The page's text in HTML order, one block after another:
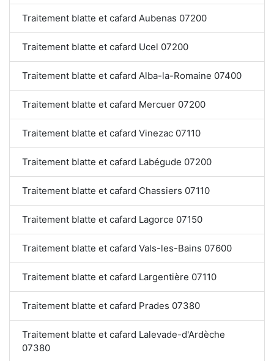
Traitement blatte et cafard Aubenas 07200
Traitement blatte et cafard Ucel 07200
Traitement blatte et cafard Alba-la-Romaine 07400
Traitement blatte et cafard Mercuer 07200
Traitement blatte et cafard Vinezac 07110
Traitement blatte et cafard Labégude 07200
Traitement blatte et cafard Chassiers 07110
Traitement blatte et cafard Lagorce 07150
Traitement blatte et cafard Vals-les-Bains 07600
Traitement blatte et cafard Largentière 07110
Traitement blatte et cafard Prades 07380
Traitement blatte et cafard Lalevade-d'Ardèche
07380